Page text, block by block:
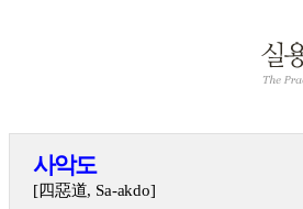
사악도
[四惡道, Sa-akdo]